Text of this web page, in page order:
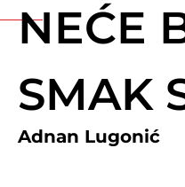
NEĆE
SMAK
Adnan Lugonić